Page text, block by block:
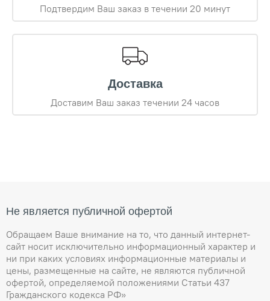
Подтвердим Ваш заказ в течении 20 минут
Доставка
Доставим Ваш заказ течении 24 часов
Не является публичной офертой
Обращаем Ваше внимание на то, что данный интернет-
сайт носит исключительно информационный характер и
ни при каких условиях информационные материалы и
цены, размещенные на сайте, не являются публичной
офертой, определяемой положениями Статьи 437
Гражданского кодекса РФ»